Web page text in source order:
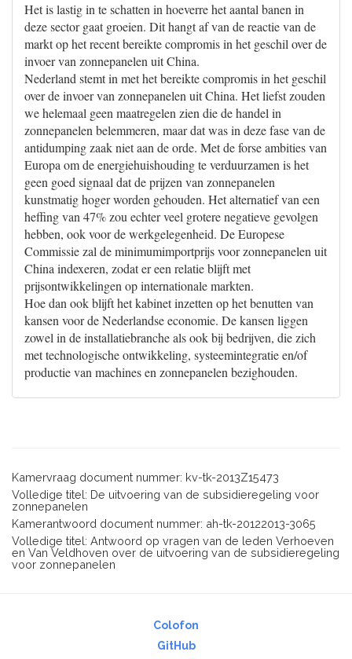
Het is lastig in te schatten in hoeverre het aantal banen in
deze sector gaat groeien. Dit hangt af van de reactie van de
markt op het recent bereikte compromis in het geschil over de
invoer van zonnepanelen uit China.
Nederland stemt in met het bereikte compromis in het geschil
over de invoer van zonnepanelen uit China. Het liefst zouden
we helemaal geen maatregelen zien die de handel in
zonnepanelen belemmeren, maar dat was in deze fase van de
antidumping zaak niet aan de orde. Met de forse ambities van
Europa om de energiehuishouding te verduurzamen is het
geen goed signaal dat de prijzen van zonnepanelen
kunstmatig hoger worden gehouden. Het alternatief van een
heffing van 47% zou echter veel grotere negatieve gevolgen
hebben, ook voor de werkgelegenheid. De Europese
Commissie zal de minimumimportprijs voor zonnepanelen uit
China indexeren, zodat er een relatie blijft met
prijsontwikkelingen op internationale markten.
Hoe dan ook blijft het kabinet inzetten op het benutten van
kansen voor de Nederlandse economie. De kansen liggen
zowel in de installatiebranche als ook bij bedrijven, die zich
met technologische ontwikkeling, systeemintegratie en/of
productie van machines en zonnepanelen bezighouden.
Kamervraag document nummer: kv-tk-2013Z15473
Volledige titel: De uitvoering van de subsidieregeling voor
zonnepanelen
Kamerantwoord document nummer: ah-tk-20122013-3065
Volledige titel: Antwoord op vragen van de leden Verhoeven
en Van Veldhoven over de uitvoering van de subsidieregeling
voor zonnepanelen
Colofon
GitHub